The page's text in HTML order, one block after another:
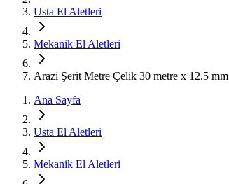
Usta El Aletleri
Mekanik El Aletleri
Arazi Şerit Metre Çelik 30 metre x 12.5 mm
Ana Sayfa
Usta El Aletleri
Mekanik El Aletleri